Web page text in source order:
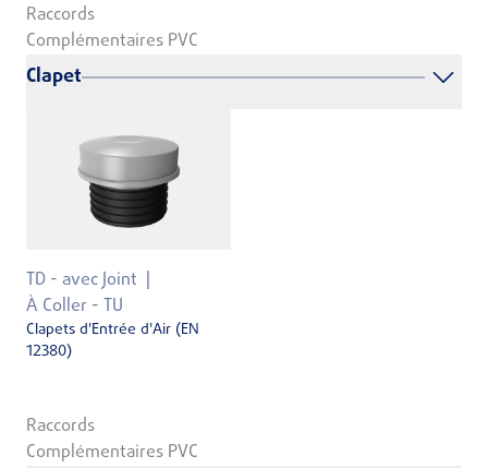
Raccords
Complémentaires PVC
Clapet
TD - avec Joint
À Coller - TU
Clapets d'Entrée d'Air (EN
12380)
Raccords
Complémentaires PVC